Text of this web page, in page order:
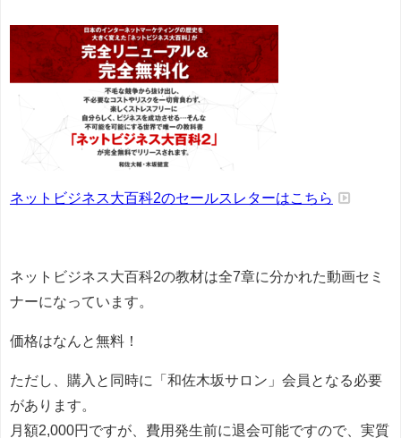
ネットビジネス大百科2のセールスレターはこちら
ネットビジネス大百科2の教材は全7章に分かれた動画セミ
ナーになっています。
価格はなんと無料！
ただし、購入と同時に「和佐木坂サロン」会員となる必要
があります。
月額2,000円ですが、費用発生前に退会可能ですので、実質